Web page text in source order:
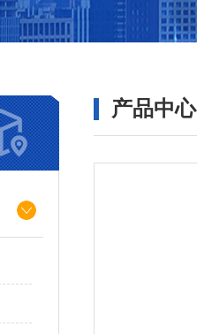
产品中心